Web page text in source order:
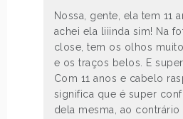
Nossa, gente, ela tem 11
achei ela liiinda sim! Na
close, tem os olhos
e os traços belos. E
Com 11 anos e cabelo
significa que é super
dela mesma, ao contrário